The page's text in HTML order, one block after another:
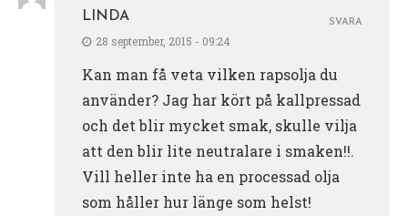
LINDA
28 september, 2015 - 09:24
Kan man få veta vilken rapsolja du
använder? Jag har kört på kallpressad
och det blir mycket smak, skulle vilja
att den blir lite neutralare i smaken!!.
Vill heller inte ha en processad olja
som håller hur länge som helst!
SVARA